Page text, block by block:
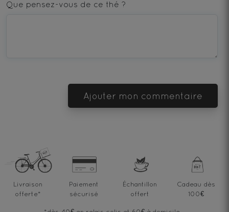
—
—
Que pensez-vous de ce thé ?
Ajouter mon commentaire
Livraison
offerte*
Paiement
sécurisé
Échantillon
offert
Cadeau dès
100€